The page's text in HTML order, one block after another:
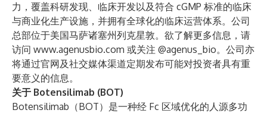
力，覆盖科研发现、临床开发以及符合 cGMP 标准的临床
与商业化生产设施，并拥有全球化的临床运营体系。公司
总部位于美国马萨诸塞州列克星敦。欲了解更多信息，请
访问 www.agenusbio.com 或关注 @agenus_bio。公司亦
将通过官网及社交媒体渠道定期发布可能对投资者具有重
要意义的信息。
关于 Botensilimab (BOT)
Botensilimab（BOT）是一种经 Fc 区域优化的人源多功